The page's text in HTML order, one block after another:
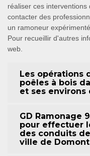
réaliser ces
contacter des
un ramoneur
Pour recueillir d'autres
web.
Les opérations
poêles à bois
et ses environs
GD Ramonage
pour effectuer
des conduits
ville de